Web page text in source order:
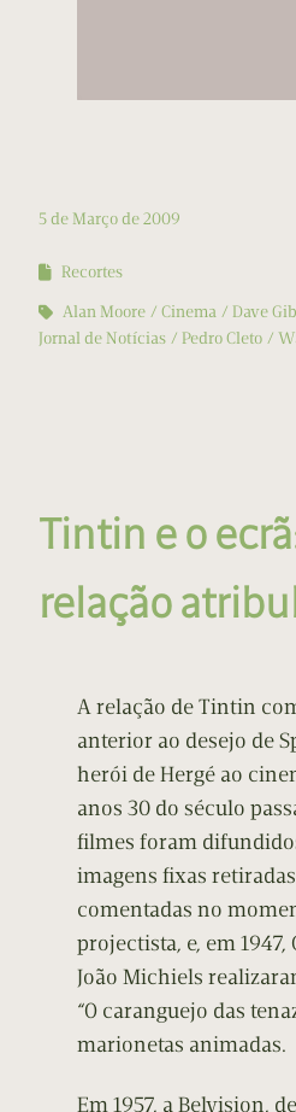
5 de Março de 2009
Recortes
Alan Moore
Cinema Dave
Jornal de Notícias
Pedro Cleto
Tintin e o
relação
A relação de Tintin
anterior ao desejo de
herói de Hergé ao
anos 30 do século
filmes foram
imagens fixas
comentadas no
projectista, e, em
João Michiels
“O caranguejo das
marionetas animadas.
Em 1957, a Belvision,